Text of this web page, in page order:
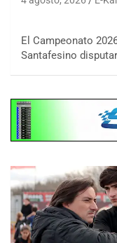
El Campeonato
Santafesino